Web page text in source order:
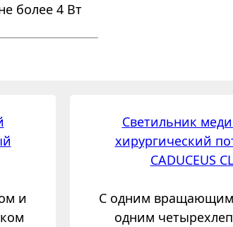
более 4 Вт
и
Светильник
хирургический
CADUCEUS
С одним
одним